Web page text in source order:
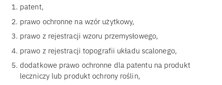
patent,
prawo ochronne na wzór użytkowy,
prawo z rejestracji wzoru przemysłowego,
prawo z rejestracji topografii układu scalonego,
dodatkowe prawo ochronne dla patentu na produkt
leczniczy lub produkt ochrony roślin,